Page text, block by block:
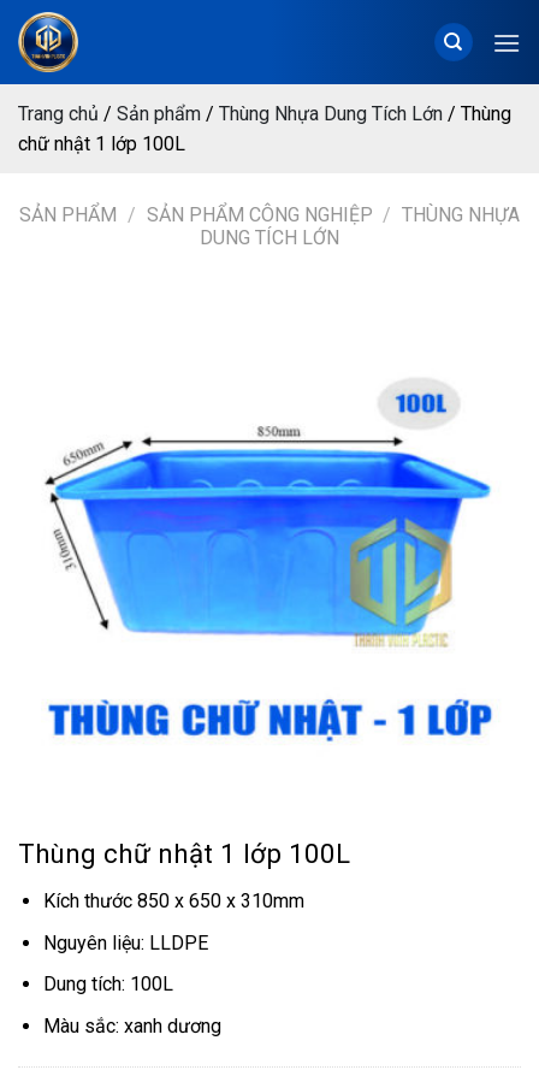
Chuyển
đến
dungTrang chủ / Sản phẩm / Thùng Nhựa Dung Tích Lớn / Thùng
chữ nhật 1 lớp 100L
SẢN PHẨM / SẢN PHẨM CÔNG NGHIỆP / THÙNG NHỰA
DUNG TÍCH LỚN
Thùng chữ nhật 1 lớp 100L
Kích thước 850 x 650 x 310mm
Nguyên liệu: LLDPE
Dung tích: 100L
Màu sắc: xanh dương